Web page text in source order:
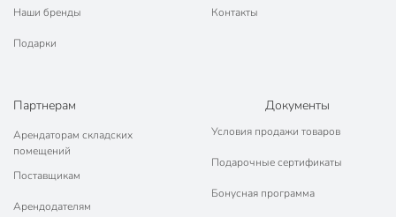
Удобство монтажа
Возможность пломбирования для защиты от
Универсальная головка усиленного винта клеммного
зажима позволяет использовать любую отвертку и
обеспечить необходимое усилие при затяжении.
Подробная инструкция по монтажу и эксплуатации
позволяет легко монтировать автомат даже
Наши бренды
Подарки
Контакты
Партнерам
Арендаторам складских
помещений
Поставщикам
Арендодателям
Документы
Условия продажи товаров
Подарочные сертификаты
Бонусная программа